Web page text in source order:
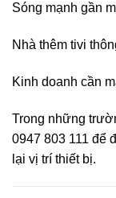
Sóng mạnh gần
Nhà thêm tivi
Kinh doanh cần
Trong những
0947 803 111 để
lại vị trí thiết bị.